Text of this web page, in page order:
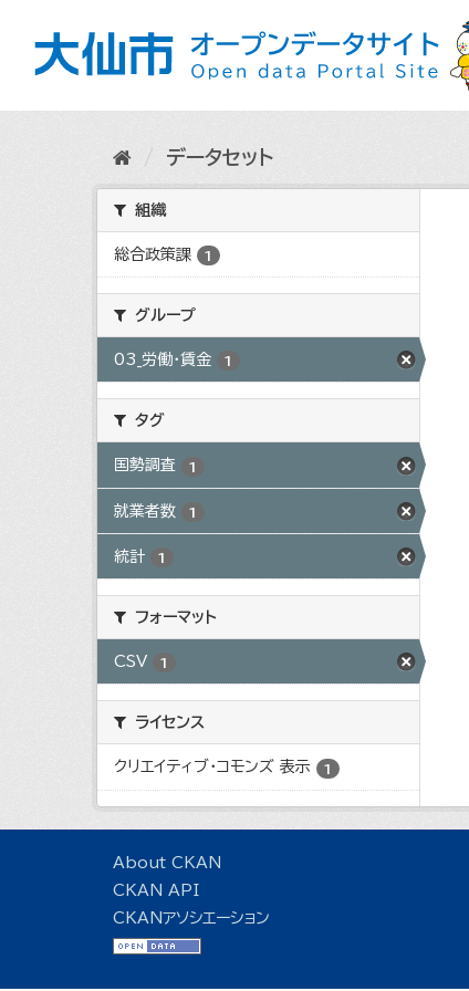
データセット
組織
総合政策課 1
グループ
03_労働・賃金 1
タグ
国勢調査 1
就業者数 1
統計 1
フォーマット
CSV 1
ライセンス
クリエイティブ・コモンズ 表示 1
About CKAN
CKAN API
CKANアソシエーション